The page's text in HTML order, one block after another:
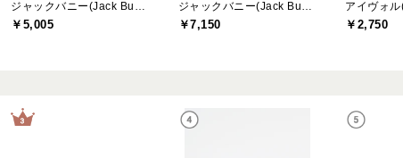
￥5,005 ￥7,150
アイヴォ
￥2,750